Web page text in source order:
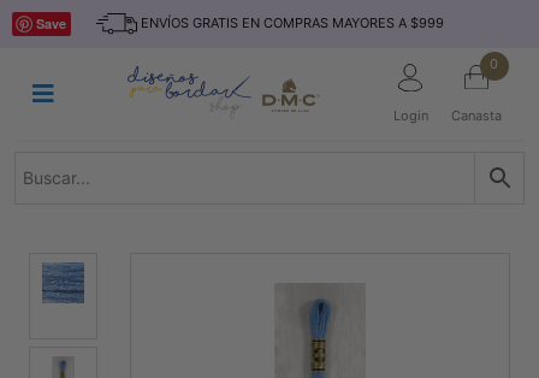
Saltar
ENVÍOS GRATIS EN COMPRAS MAYORES A $999
Login
0
Canasta
INICIO
TEJIDO
TELAS
MARCAS
Save